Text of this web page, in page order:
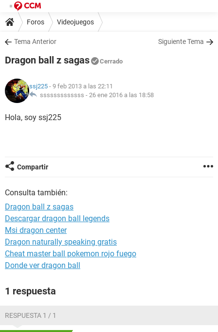
Foros Videojuegos
Tema Anterior Siguiente Tema
Dragon ball z sagas Cerrado
ssj225 - 9 feb 2013 a las 22:11
sssssssssssss - 26 ene 2016 a las 18:58
Hola, soy ssj225
Compartir
Consulta también:
Dragon ball z sagas
Descargar dragon ball legends
Msi dragon center
Dragon naturally speaking gratis
Cheat master ball pokemon rojo fuego
Donde ver dragon ball
1 respuesta
RESPUESTA 1 / 1